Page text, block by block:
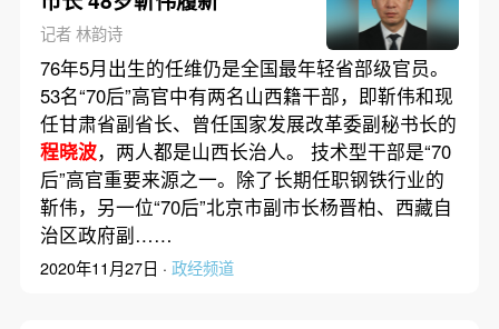
记者 林韵诗
76年5月出生的任维仍是全国最年轻省部级官员。
53名“70后”高官中有两名山西籍干部，即靳伟和现
任甘肃省副省长、曾任国家发展改革委副秘书长的
程晓波，两人都是山西长治人。 技术型干部是“70
后”高官重要来源之一。除了长期任职钢铁行业的
靳伟，另一位“70后”北京市副市长杨晋柏、西藏自
治区政府副……
2020年11月27日 · 政经频道